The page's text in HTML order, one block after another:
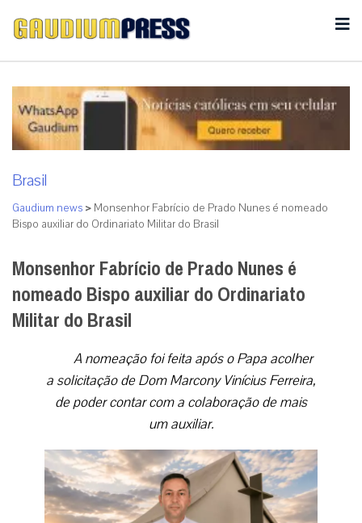
Brasil
Gaudium news > Monsenhor Fabrício de Prado Nunes é nomeado
Bispo auxiliar do Ordinariato Militar do Brasil
Monsenhor Fabrício de Prado Nunes é
nomeado Bispo auxiliar do Ordinariato
Militar do Brasil
A nomeação foi feita após o Papa acolher
a solicitação de Dom Marcony Vinícius Ferreira,
de poder contar com a colaboração de mais
um auxiliar.